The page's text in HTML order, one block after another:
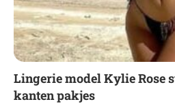
Lingerie model Kylie Rose
kanten pakjes